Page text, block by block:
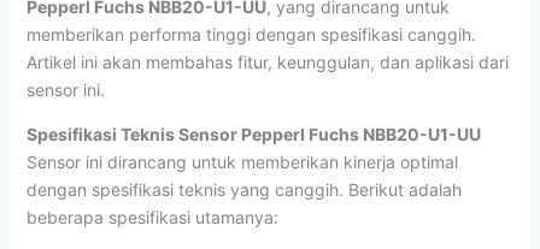
Pepperl Fuchs NBB20-U1-UU, yang dirancang untuk
memberikan performa tinggi dengan spesifikasi canggih.
Artikel ini akan membahas fitur, keunggulan, dan aplikasi dari
sensor ini.
Spesifikasi Teknis Sensor Pepperl Fuchs NBB20-U1-UU
Sensor ini dirancang untuk memberikan kinerja optimal
dengan spesifikasi teknis yang canggih. Berikut adalah
beberapa spesifikasi utamanya: